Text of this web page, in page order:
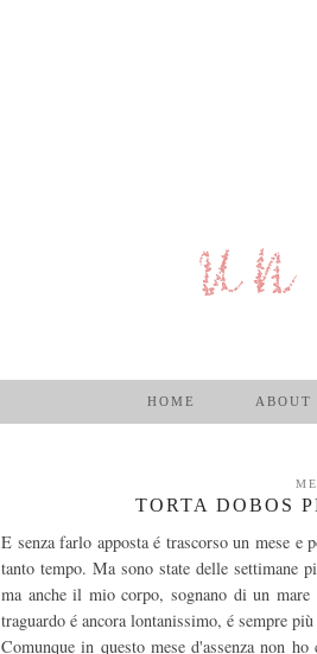
HOME ABOUT
TORTA DOBOS
E senza farlo apposta é trascorso un mese
tanto tempo. Ma sono state delle settimane
ma anche il mio corpo, sognano di un
traguardo é ancora lontanissimo, é sempre
Comunque in questo mese d'assenza non